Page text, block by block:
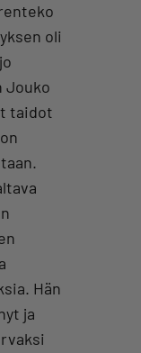
oli
Jouko
taidot
Hän
ja